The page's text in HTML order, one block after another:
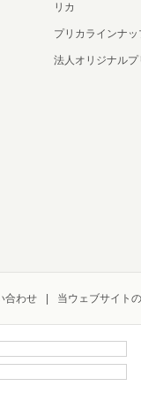
リカ
プリカラインナッ
法人オリジナルプ
合わせ 当ウェブサイト